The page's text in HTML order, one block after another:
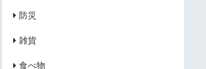
防災
雑貨
食べ物